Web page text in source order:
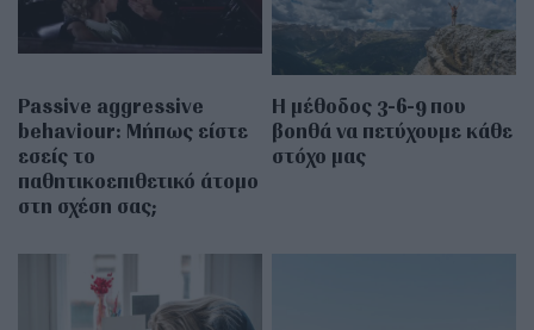
Passive aggressive
behaviour: Μήπως είστε
εσείς το
παθητικοεπιθετικό άτομο
στη σχέση σας;
Η μέθοδος 3-6-9 που
βοηθά να πετύχουμε κάθε
στόχο μας